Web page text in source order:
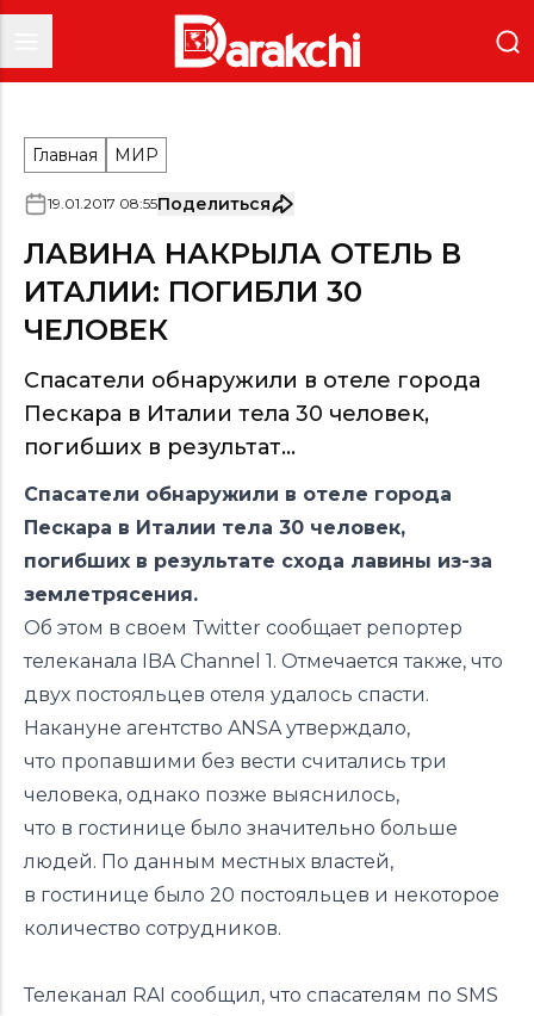
Главная МИР
19.01.2017 08:55Поделиться
ЛАВИНА НАКРЫЛА ОТЕЛЬ В
ИТАЛИИ: ПОГИБЛИ 30
ЧЕЛОВЕК
Спасатели обнаружили в отеле города
Пескара в Италии тела 30 человек,
погибших в результат...
Спасатели обнаружили в отеле города
Пескара в Италии тела 30 человек,
погибших в результате схода лавины из-за
землетрясения.
Об этом в своем Twitter сообщает репортер
телеканала IBA Channel 1. Отмечается также, что
двух постояльцев отеля удалось спасти.
Накануне агентство ANSA утверждало,
что пропавшими без вести считались три
человека, однако позже выяснилось,
что в гостинице было значительно больше
людей. По данным местных властей,
в гостинице было 20 постояльцев и некоторое
количество сотрудников.
Телеканал RAI сообщил, что спасателям по SMS